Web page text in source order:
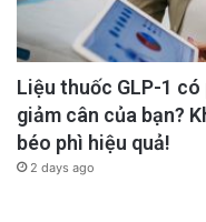
Liệu thuốc GLP-1
giảm cân của bạn?
béo phì hiệu quả!
2 days ago